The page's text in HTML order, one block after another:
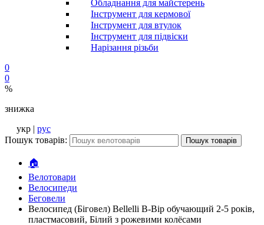
Обладнання для майстерень
Інструмент для кермової
Інструмент для втулок
Інструмент для підвіски
Нарізання різьби
0
0
%
знижка
укр | рус
Пошук товарів:
Пошук товарів
🏠
Велотовари
Велосипеди
Беговели
Велосипед (Біговел) Bellelli B-Bip обучающий 2-5 років,
пластмасовий, Білий з рожевими колёсами